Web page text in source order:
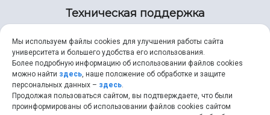
Техническая поддержка
+7 (846) 267-49-99
help@ssau.ru
Мы используем файлы cookies для улучшения работы сайта
университета и большего удобства его использования.
Более подробную информацию об использовании файлов cookies
можно найти здесь, наше положение об обработке и защите
персональных данных – здесь.
Продолжая пользоваться сайтом, вы подтверждаете, что были
проинформированы об использовании файлов cookies сайтом